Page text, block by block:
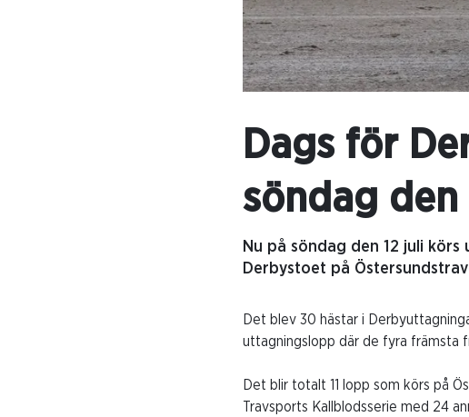
Dags för
söndag den
Nu på söndag den 12 juli
Derbystoet på
Det blev 30 hästar i
uttagningslopp där de fyra främsta
Det blir totalt 11 lopp som körs på
Travsports Kallblodsserie med 24